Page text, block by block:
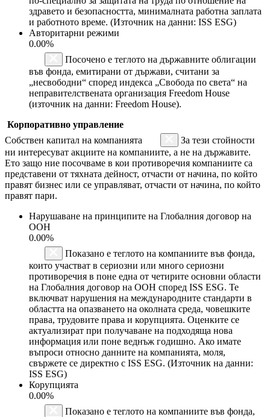
здравето и безопасността, минималната работна заплата
и работното време. (Източник на данни: ISS ESG)
Авторитарни режими
0.00%
Посочено е теглото на държавните облигации
във фонда, емитирани от държави, считани за
„несвободни“ според индекса „Свобода по света“ на
неправителствената организация Freedom House
(източник на данни: Freedom House).
Корпоративно управление
Собствен капитал на компанията
За тези стойности
ни интересуват акциите на компаниите, а не на държавите.
Ето защо ние посочваме в кои противоречия компаниите са
представени от тяхната дейност, отчасти от начина, по който
правят бизнес или се управляват, отчасти от начина, по който
правят пари.
Нарушаване на принципите на Глобалния договор на
ООН
0.00%
Показано е теглото на компаниите във фонда,
които участват в сериозни или много сериозни
противоречия в поне една от четирите основни области
на Глобалния договор на ООН според ISS ESG. Те
включват нарушения на международните стандарти в
областта на опазването на околната среда, човешките
права, трудовите права и корупцията. Оценките се
актуализират при получаване на подходяща нова
информация или поне веднъж годишно. Ако имате
въпроси относно данните на компанията, моля,
свържете се директно с ISS ESG. (Източник на данни:
ISS ESG)
Корупцията
0.00%
Показано е теглото на компаниите във фонда,